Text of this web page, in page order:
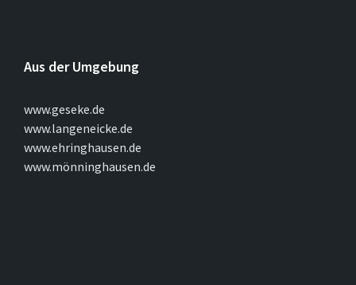
Aus der Umgebung
www.geseke.de
www.langeneicke.de
www.ehringhausen.de
www.mönninghausen.de